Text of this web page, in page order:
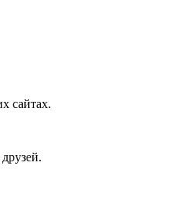
сайтах.